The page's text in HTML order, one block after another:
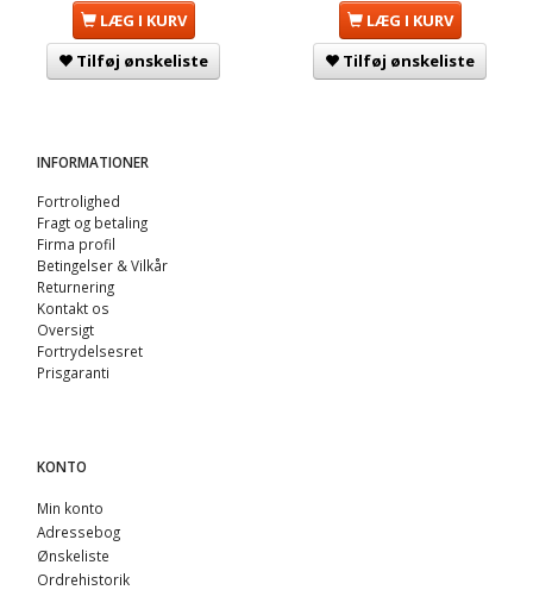
LÆG I KURV
Tilføj ønskeliste
LÆG I KURV
Tilføj ønskeliste
INFORMATIONER
Fortrolighed
Fragt og betaling
Firma profil
Betingelser & Vilkår
Returnering
Kontakt os
Oversigt
Fortrydelsesret
Prisgaranti
KONTO
Min konto
Adressebog
Ønskeliste
Ordrehistorik